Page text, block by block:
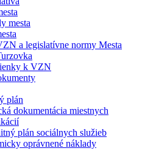
mesta
a legislatívne normy Mesta
k VZN
plán
dokumentácia miestnych
plán sociálnych služieb
oprávnené náklady